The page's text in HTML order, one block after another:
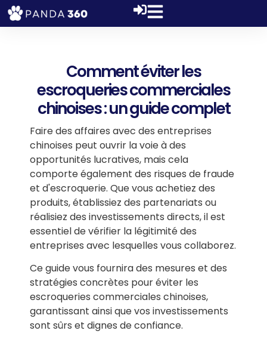
Comment éviter les
escroqueries commerciales
chinoises : un guide complet
Faire des affaires avec des entreprises
chinoises peut ouvrir la voie à des
opportunités lucratives, mais cela
comporte également des risques de fraude
et d'escroquerie. Que vous achetiez des
produits, établissiez des partenariats ou
réalisiez des investissements directs, il est
essentiel de vérifier la légitimité des
entreprises avec lesquelles vous collaborez.
Ce guide vous fournira des mesures et des
stratégies concrètes pour éviter les
escroqueries commerciales chinoises,
garantissant ainsi que vos investissements
sont sûrs et dignes de confiance.